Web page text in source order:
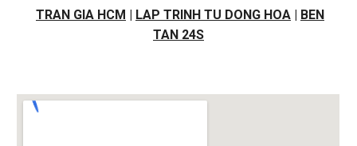
TRAN GIA HCM | LAP TRINH TU DONG HOA | BEN
TAN 24S